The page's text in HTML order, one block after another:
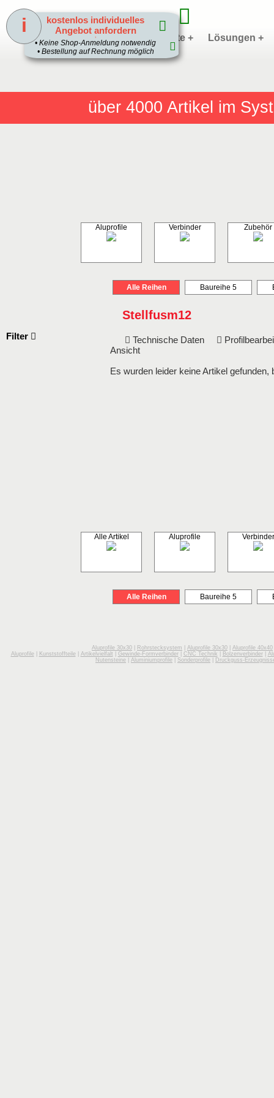
über 4000 Artikel im
Home Produkte + Lösungen +
Aluprofile Verbinder Zubehör
Alle Reihen Baureihe 5
Stellfusm12
Technische Daten
Ansicht
Es wurden leider keine Artikel
Filter
Alle Artikel Aluprofile Verbinder
Alle Reihen Baureihe 5
Aluprofile 30x30 Rohrstecksystem Aluprofile 30x30 Aluprofile 40x40
Aluprofile| Kunststoffteile| Artikelvielfalt Gewinde-Formverbinder| CNC Technik Bolzenverbinder|
Nutensteine
Aluminiumprofile Sonderprofile Druckguss-
kostenlos individuelles
Angebot anfordern
1
• Keine Shop-Anmeldung notwendig
• Bestellung auf Rechnung möglich
i